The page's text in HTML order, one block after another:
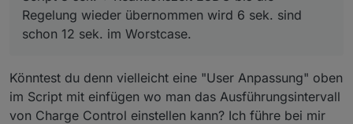
übernommen wird 6 sek. sind schon 12 sek. im
Worstcase.
Regelung wieder übernommen wird 6 sek. sind
schon 12 sek. im Worstcase.
Könntest du denn vielleicht eine "User Anpassung" oben
im Script mit einfügen wo man das Ausführungsintervall
von Charge Control einstellen kann? Ich führe bei mir